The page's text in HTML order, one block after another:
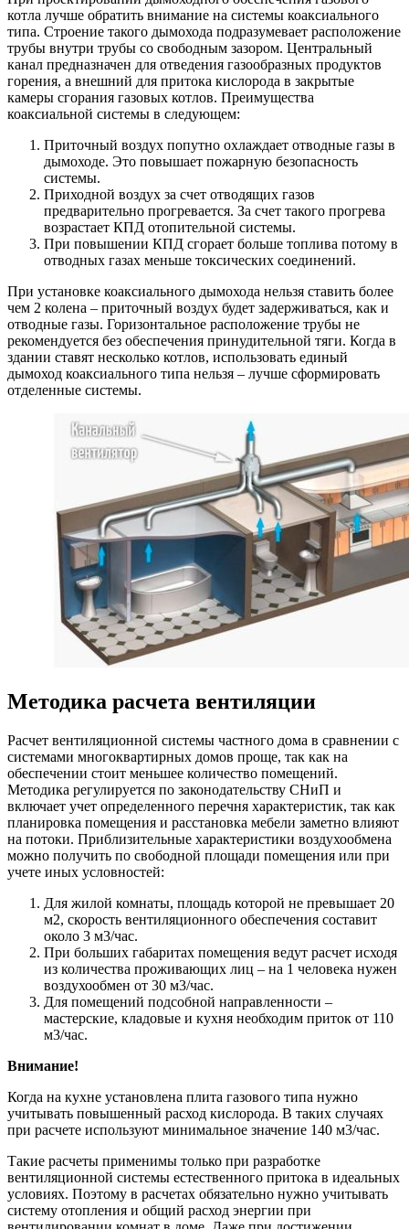
котла лучше обратить внимание на системы коаксиального
типа. Строение такого дымохода подразумевает расположение
трубы внутри трубы со свободным зазором. Центральный
канал предназначен для отведения газообразных продуктов
горения, а внешний для притока кислорода в закрытые
камеры сгорания газовых котлов. Преимущества
коаксиальной системы в следующем:
Приточный воздух попутно охлаждает отводные газы в
дымоходе. Это повышает пожарную безопасность
системы.
Приходной воздух за счет отводящих газов
предварительно прогревается. За счет такого прогрева
возрастает КПД отопительной системы.
При повышении КПД сгорает больше топлива потому в
отводных газах меньше токсических соединений.
При установке коаксиального дымохода нельзя ставить более
чем 2 колена – приточный воздух будет задерживаться, как и
отводные газы. Горизонтальное расположение трубы не
рекомендуется без обеспечения принудительной тяги. Когда в
здании ставят несколько котлов, использовать единый
дымоход коаксиального типа нельзя – лучше сформировать
отделенные системы.
Методика расчета вентиляции
Расчет вентиляционной системы частного дома в сравнении с
системами многоквартирных домов проще, так как на
обеспечении стоит меньшее количество помещений.
Методика регулируется по законодательству СНиП и
включает учет определенного перечня характеристик, так как
планировка помещения и расстановка мебели заметно влияют
на потоки. Приблизительные характеристики воздухообмена
можно получить по свободной площади помещения или при
учете иных условностей:
Для жилой комнаты, площадь которой не превышает 20
м2, скорость вентиляционного обеспечения составит
около 3 м3/час.
При больших габаритах помещения ведут расчет исходя
из количества проживающих лиц – на 1 человека нужен
воздухообмен от 30 м3/час.
Для помещений подсобной направленности –
мастерские, кладовые и кухня необходим приток от 110
м3/час.
Внимание!
Когда на кухне установлена плита газового типа нужно
учитывать повышенный расход кислорода. В таких случаях
при расчете используют минимальное значение 140 м3/час.
Такие расчеты применимы только при разработке
вентиляционной системы естественного притока в идеальных
условиях. Поэтому в расчетах обязательно нужно учитывать
систему отопления и общий расход энергии при